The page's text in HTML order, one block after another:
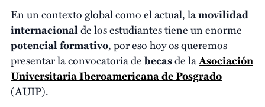
En un contexto global como el actual, lamovilidad
internacionalde los estudiantes tiene un enorme
potencial formativo, por eso hoy os queremos
presentar la convocatoria debecasde laAsociación
Universitaria Iberoamericana de Posgrado
(AUIP).